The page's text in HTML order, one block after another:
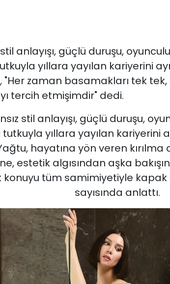
anlayışı, güçlü duruşu,
yıllara yayılan kariyerini
"Her zaman basamakları tek
tercih etmişimdir" dedi.
stil anlayışı, güçlü duruşu,
yıllara yayılan kariyerini
hayatına yön veren
estetik algısından aşka
konuyu tüm samimiyetiyle kapak
sayısında anlattı.